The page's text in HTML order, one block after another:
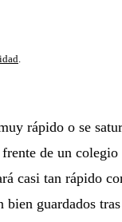
rápido o se
de un colegio
casi tan rápido
bien guardados